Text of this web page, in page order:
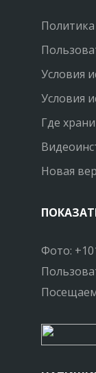
Условия
Условия
Где
Новая
Фото: